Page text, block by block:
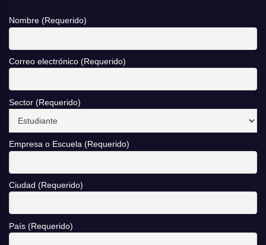
Nombre (Requerido)
Correo electrónico (Requerido)
Sector (Requerido)
Empresa o Escuela (Requerido)
Ciudad (Requerido)
País (Requerido)